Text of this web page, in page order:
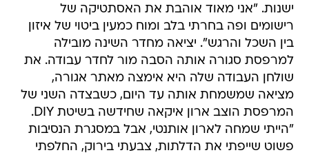
ישנות. "אני מאוד אוהבת את האסתטיקה של
רישומים ופה בחרתי בלב ומוח כמעין ביטוי של איזון
בין השכל והרגש". יציאה מחדר השינה מובילה
למרפסת סגורה אותה הסבה מור לחדר עבודה. את
שולחן העבודה שלה היא אימצה מאתר אגורה,
מציאה שמשמחת אותה עד היום, כשבצדה השני של
המרפסת הוצב ארון איקאה שחידשה בשיטת DIY.
"הייתי שמחה לארון אותנטי, אבל במסגרת הנסיבות
פשוט שייפתי את הדלתות, צבעתי בירוק, החלפתי